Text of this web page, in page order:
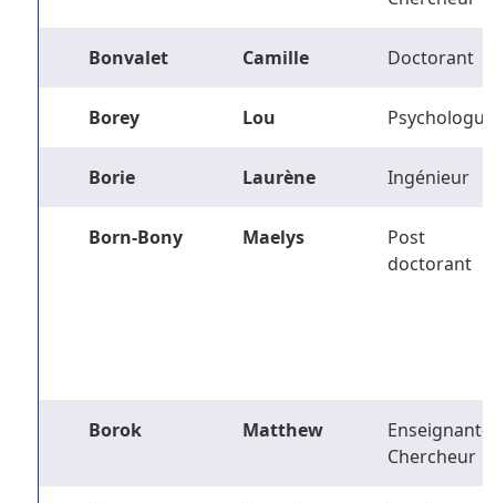
Bonvalet Camille Doctorant
Borey Lou Psychologue
Borie Laurène Ingénieur
Born-Bony Maelys
Post
doctorant
Borok Matthew
Enseignant-
Chercheur